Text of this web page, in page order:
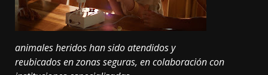
animales heridos han sido atendidos y
reubicados en zonas seguras, en colaboración con